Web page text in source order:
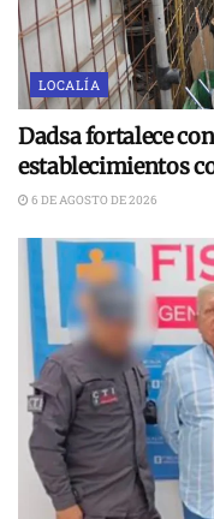
LOCALÍA
Dadsa fortalece
establecimientos
6 DE AGOSTO DE 2026